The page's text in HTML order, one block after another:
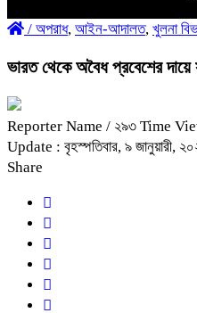
/ অপরাধ, আইন-আদালত, খুলনা
ভারত থেকে অবৈধ প্রবেশের
Reporter Name / ২৯৩ Time
Update : বৃহস্পতিবার, ৯ জানুয়ারী,
Share